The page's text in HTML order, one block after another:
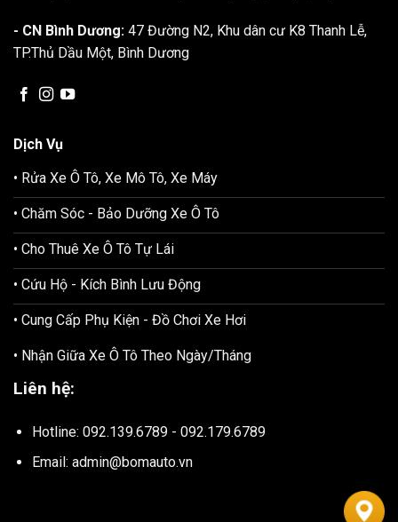
- CN Bình Dương: 47 Đường N2, Khu dân cư K8 Thanh Lễ,
TP.Thủ Dầu Một, Bình Dương
Dịch Vụ
• Rửa Xe Ô Tô, Xe Mô Tô, Xe Máy
• Chăm Sóc - Bảo Dưỡng Xe Ô Tô
• Cho Thuê Xe Ô Tô Tự Lái
• Cứu Hộ - Kích Bình Lưu Động
• Cung Cấp Phụ Kiện - Đồ Chơi Xe Hơi
• Nhận Giữa Xe Ô Tô Theo Ngày/Tháng
Liên hệ:
Hotline: 092.139.6789 - 092.179.6789
Email: admin@bomauto.vn